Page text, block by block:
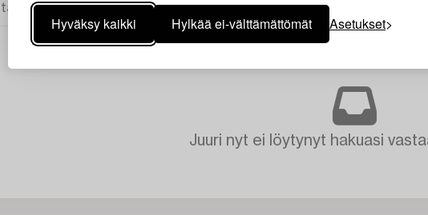
Hyväksy kaikki Hylkää ei-välttämättömät Asetukset
Juuri nyt ei löytynyt hakuasi